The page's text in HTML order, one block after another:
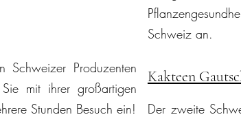
Produzenten
mit ihrer großartigen
Stunden Besuch ein!
Schweiz an.
Kakteen
Der zweite